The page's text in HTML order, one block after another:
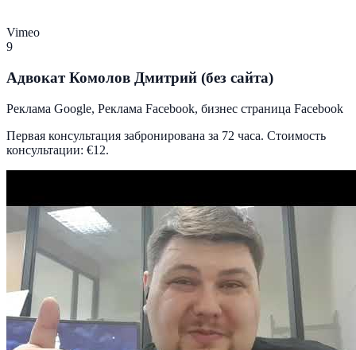
Vimeo
9
Адвокат Комолов Дмитрий (без сайта)
Реклама Google, Реклама Facebook, бизнес страница Facebook
Первая консультация забронирована за 72 часа. Стоимость
консультации: €12.